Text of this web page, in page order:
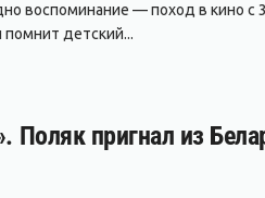
воспоминание — поход в кино с
детский...
Поляк пригнал из